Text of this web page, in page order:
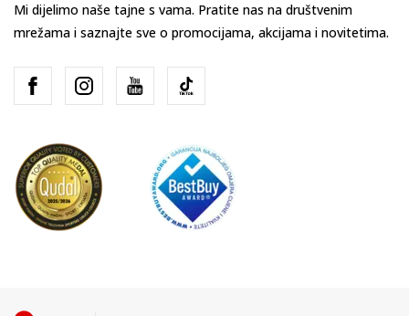
Mi dijelimo naše tajne s vama. Pratite nas na društvenim
mrežama i saznajte sve o promocijama, akcijama i novitetima.